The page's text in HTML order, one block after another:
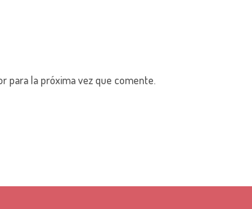
para la próxima vez que comente.